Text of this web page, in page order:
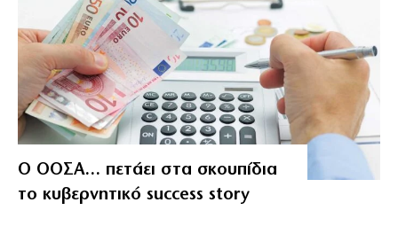
Ο ΟΟΣΑ… πετάει στα σκουπίδια
το κυβερνητικό success story